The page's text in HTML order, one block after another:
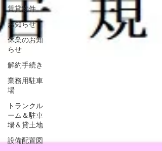
賃貸物件
お知らせ
休業のお知
らせ
解約手続き
業務用駐車
場
トランクル
ーム＆駐車
場＆貸土地
設備配置図